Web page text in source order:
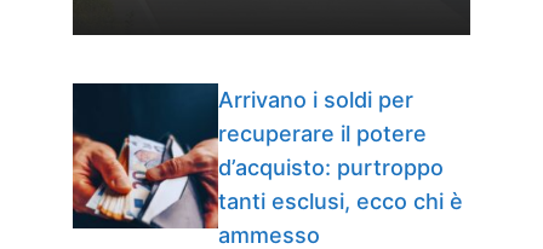
Arrivano i soldi per
recuperare il potere
d’acquisto: purtroppo
tanti esclusi, ecco chi è
ammesso